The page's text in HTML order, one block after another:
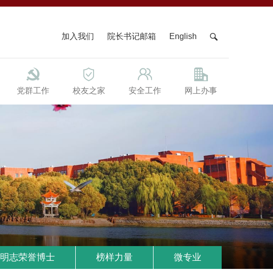
加入我们 院长书记邮箱 English
党群工作 校友之家 安全工作 网上办事
明志荣誉博士 榜样力量 微专业